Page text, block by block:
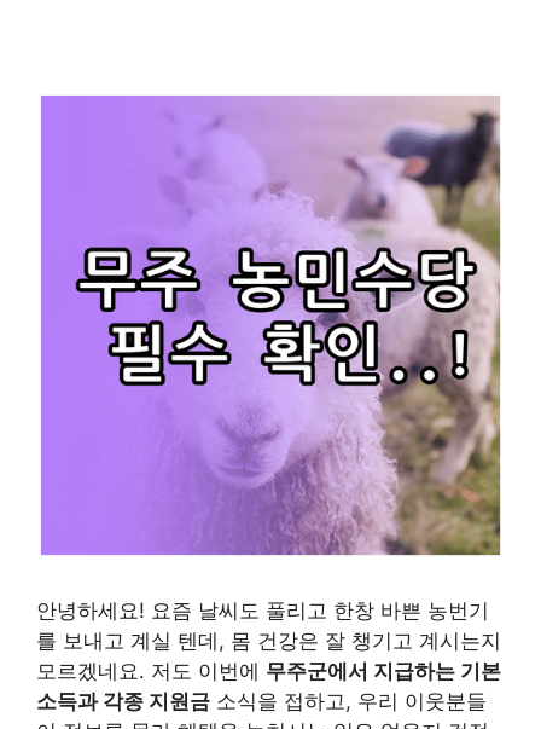
안녕하세요! 요즘 날씨도 풀리고 한창 바쁜 농번기
를 보내고 계실 텐데, 몸 건강은 잘 챙기고 계시는지
모르겠네요. 저도 이번에 무주군에서 지급하는 기본
소득과 각종 지원금 소식을 접하고, 우리 이웃분들